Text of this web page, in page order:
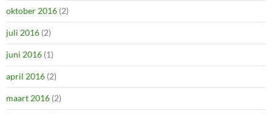
oktober 2016 (2)
juli 2016 (2)
juni 2016 (1)
april 2016 (2)
maart 2016 (2)